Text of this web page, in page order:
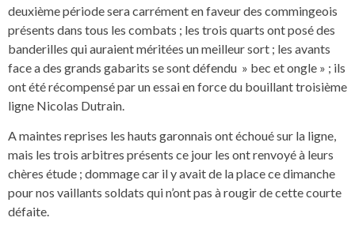
deuxième période sera carrément en faveur des commingeois
présents dans tous les combats ; les trois quarts ont posé des
banderilles qui auraient méritées un meilleur sort ; les avants
face a des grands gabarits se sont défendu » bec et ongle » ; ils
ont été récompensé par un essai en force du bouillant troisième
ligne Nicolas Dutrain.
A maintes reprises les hauts garonnais ont échoué sur la ligne,
mais les trois arbitres présents ce jour les ont renvoyé à leurs
chères étude ; dommage car il y avait de la place ce dimanche
pour nos vaillants soldats qui n’ont pas à rougir de cette courte
défaite.